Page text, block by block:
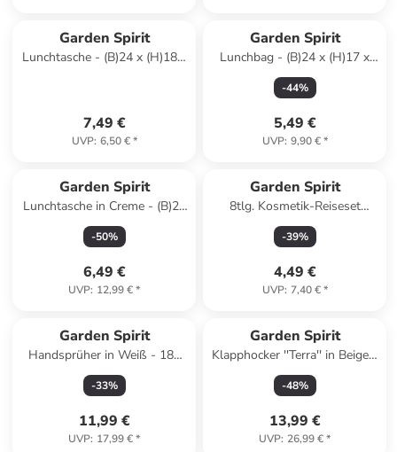
Garden Spirit
Lunchtasche - (B)24 x (H)18 x
7,49 €
UVP: 6,50 €*
Garden Spirit
Lunchbag - (B)24 x (H)17 x
(T)15 cm
(Überraschungsprodukt)
-44%
5,49 €
UVP: 9,90 €*
Garden Spirit
Lunchtasche in Creme - (B)28
x (H)34 x (T)14 cm
-50%
6,49 €
UVP: 12,99 €*
Garden Spirit
8tlg. Kosmetik-Reiseset
(Überraschungsprodukt)
-39%
4,49 €
UVP: 7,40 €*
Garden Spirit
Handsprüher in Weiß - 180
ml
-33%
11,99 €
UVP: 17,99 €*
Garden Spirit
Klapphocker ''Terra'' in Beige -
(H)45 x Ø 30 cm
-48%
13,99 €
UVP: 26,99 €*